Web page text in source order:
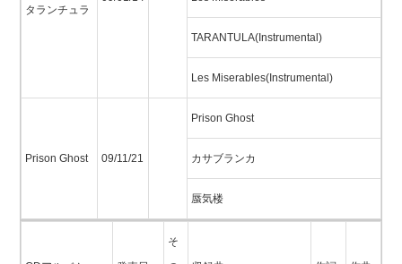
タランチュラ
TARANTULA(Instrumental)
Les Miserables(Instrumental)
Prison Ghost 09/11/21
Prison Ghost
カサブランカ
蜃気楼
そ